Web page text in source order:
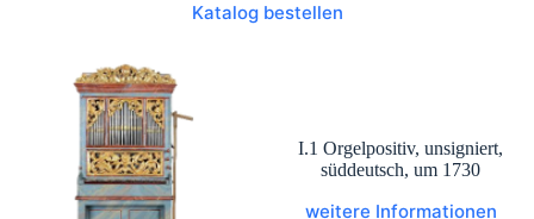
Katalog bestellen
I.1 Orgelpositiv, unsigniert,
süddeutsch, um 1730
weitere Informationen